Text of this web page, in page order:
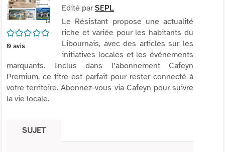
/5
0 avis
Edité parSEPL
Le Résistant propose une actualité
riche et variée pour les habitants du
Libournais, avec des articles sur les
initiatives locales et les événements
marquants. Inclus dans l’abonnement Cafeyn
Premium, ce titre est parfait pour rester connecté à
votre territoire. Abonnez-vous via Cafeyn pour suivre
la vie locale.
SUJET